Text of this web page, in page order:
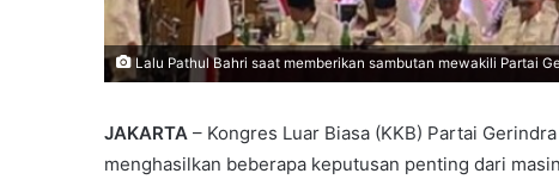
Lalu Pathul Bahri saat memberikan sambutan mewakili Partai
JAKARTA – Kongres Luar Biasa (KKB) Partai
menghasilkan beberapa keputusan penting dari